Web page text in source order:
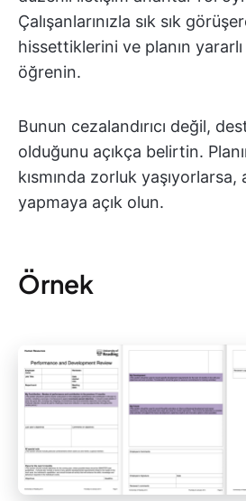
Çalışanlarınızla sık sık
hissettiklerini ve planın yararlı
öğrenin.
Bunun cezalandırıcı değil,
olduğunu açıkça belirtin.
kısmında zorluk
yapmaya açık olun.
Örnek